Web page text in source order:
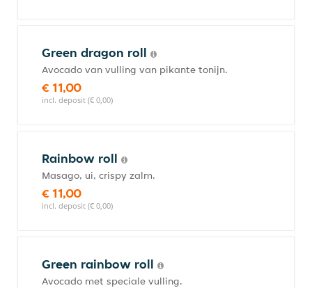
Green dragon roll
Avocado van vulling van pikante tonijn.
€ 11,00
incl. deposit (€ 0,00)
Rainbow roll
Masago, ui, crispy zalm.
€ 11,00
incl. deposit (€ 0,00)
Green rainbow roll
Avocado met speciale vulling.